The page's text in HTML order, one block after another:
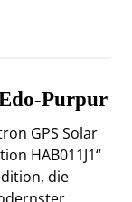
Purpur
GPS Solar
HAB011J1“
die